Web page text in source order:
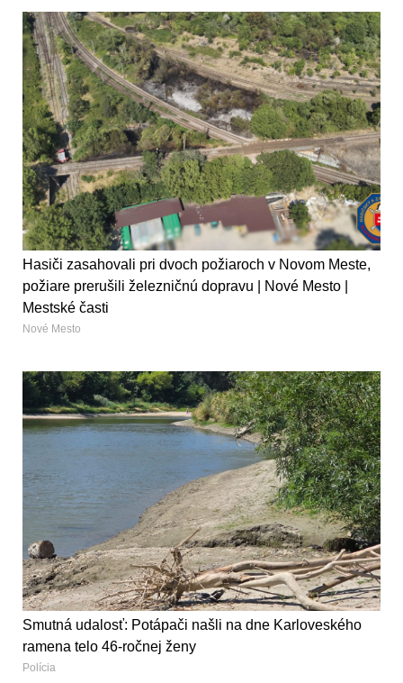
Hasiči zasahovali pri dvoch požiaroch v Novom Meste,
požiare prerušili železničnú dopravu | Nové Mesto |
Mestské časti
Nové Mesto
Smutná udalosť: Potápači našli na dne Karloveského
ramena telo 46-ročnej ženy
Polícia